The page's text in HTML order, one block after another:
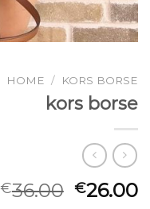
HOME / KORS BORSE
kors borse
€36.00 €26.00